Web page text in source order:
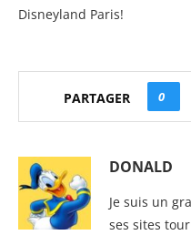
Disneyland Paris!
PARTAGER 0
DONALD
Je suis un
ses sites